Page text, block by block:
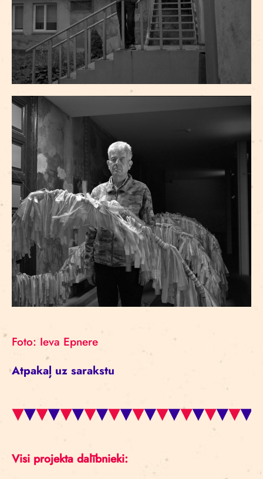
Foto: Ieva Epnere
Atpakaļ uz sarakstu
Visi projekta dalībnieki: